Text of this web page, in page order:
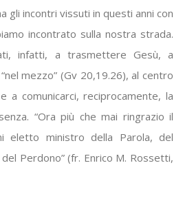
gli incontri vissuti in questi anni con
incontrato sulla nostra strada.
infatti, a trasmettere Gesù, a
mezzo” (Gv 20,19.26), al centro
a comunicarci, reciprocamente, la
“Ora più che mai ringrazio il
eletto ministro della Parola, del
Perdono” (fr. Enrico M. Rossetti,